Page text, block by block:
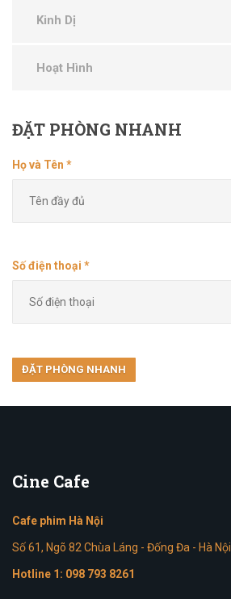
Kinh Dị
Hoạt Hình
ĐẶTPHÒNG NHANH
Họ và Tên *
Số điện thoại *
Cine Cafe
Cafe phim Hà Nội
Số 61, Ngõ 82 Chùa Láng - Đống Đa - Hà Nội
Hotline 1: 098 793 8261